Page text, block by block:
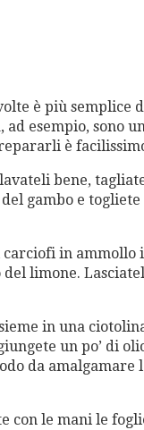
è più semplice
esempio, sono
è
bene,
gambo e
in ammollo
del limone.
in una
un po’ di
da amalgamare
con le mani le